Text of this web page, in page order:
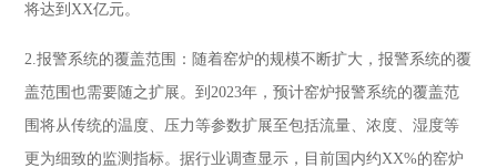
将达到XX亿元。
2.报警系统的覆盖范围：随着窑炉的规模不断扩大，报警系统的覆
盖范围也需要随之扩展。到2023年，预计窑炉报警系统的覆盖范
围将从传统的温度、压力等参数扩展至包括流量、浓度、湿度等
更为细致的监测指标。据行业调查显示，目前国内约XX%的窑炉